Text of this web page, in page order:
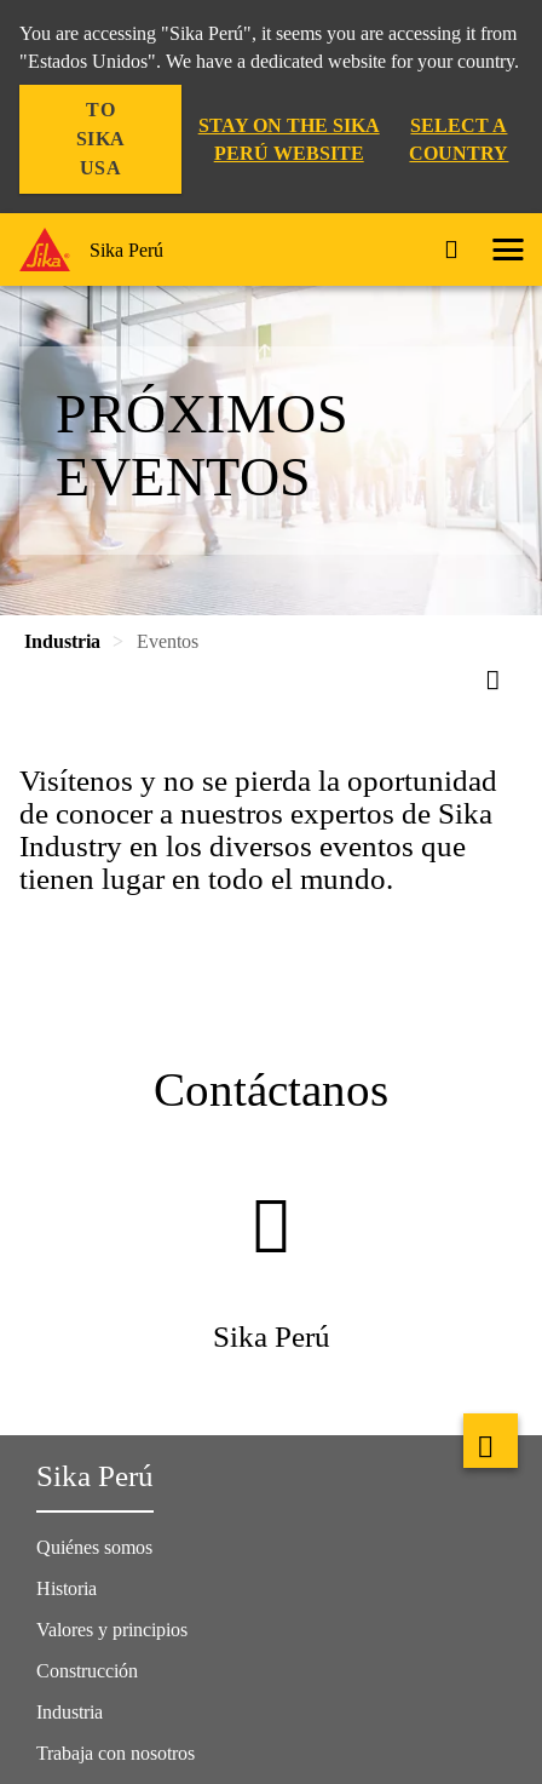
You are accessing "Sika Perú", it seems you are accessing it from
"Estados Unidos". We have a dedicated website for your country.
TO
SIKA
USA
STAY ON THE SIKA
PERÚ WEBSITE
SELECT A
COUNTRY
Sika Perú
PRÓXIMOS
EVENTOS
Industria Eventos
Visítenos y no se pierda la oportunidad
de conocer a nuestros expertos de Sika
Industry en los diversos eventos que
tienen lugar en todo el mundo.
Contáctanos
Sika Perú
Sika Perú
Quiénes somos
Historia
Valores y principios
Construcción
Industria
Trabaja con nosotros